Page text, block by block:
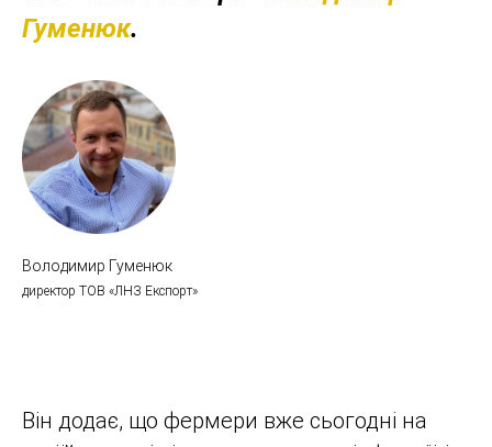
Гуменюк.
Володимир Гуменюк
директор ТОВ «ЛНЗ Експорт»
Він додає, що фермери вже сьогодні на